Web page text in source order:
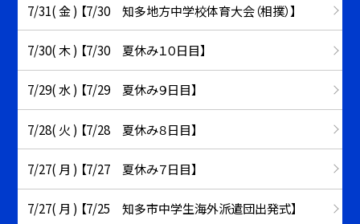
7/31( 金 ) 【7/30 知多地方中学校体育大会（相撲）】
7/30( 木 ) 【7/30 夏休み１０日目】
7/29( 水 ) 【7/29 夏休み９日目】
7/28( 火 ) 【7/28 夏休み８日目】
7/27( 月 ) 【7/27 夏休み７日目】
7/27( 月 ) 【7/25 知多市中学生海外派遣団出発式】